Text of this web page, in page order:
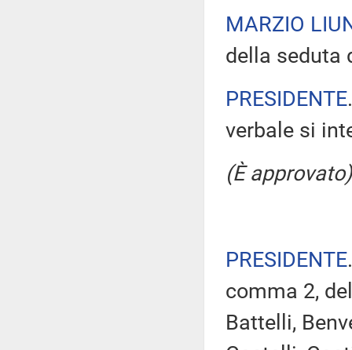
MARZIO
della seduta
PRESIDENTE
verbale si
(È approvato)
PRESIDENTE
comma 2,
Battelli,